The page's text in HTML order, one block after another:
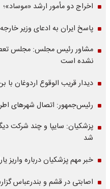
اخراج دو مأمور ارشد «موساد»؛
پاسخ ایران به ادعای وزیر
مشاور رئیس مجلس: مجلس
نشده است
دیدار قریب الوقوع اردوغان
رئیس‌جمهور: اتصال شهرهای
پزشکیان: سایپا و چند شرکت
شد
خبر مهم پزشکیان درباره واریز
اصابتی در قشم و بندرعباس گزارش